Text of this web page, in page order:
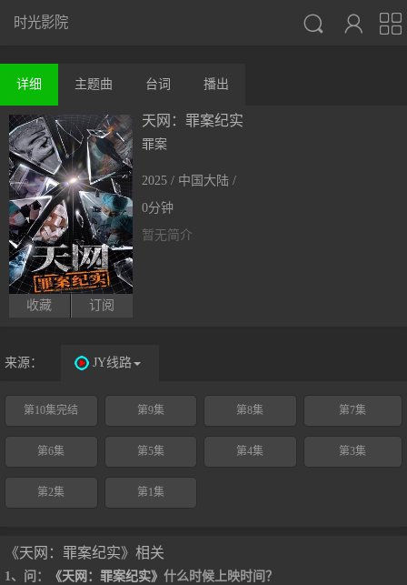



时光影院
详细 主题曲 台词 播出
收藏 订阅
天网：罪案纪实
罪案
2025 / 中国大陆 /
0分钟
暂无简介
来源： JY线路
第10集完结 第9集 第8集 第7集
第6集 第5集 第4集 第3集
第2集 第1集
《天网：罪案纪实》相关
1、问： 《天网：罪案纪实》 什么时候上映时间？